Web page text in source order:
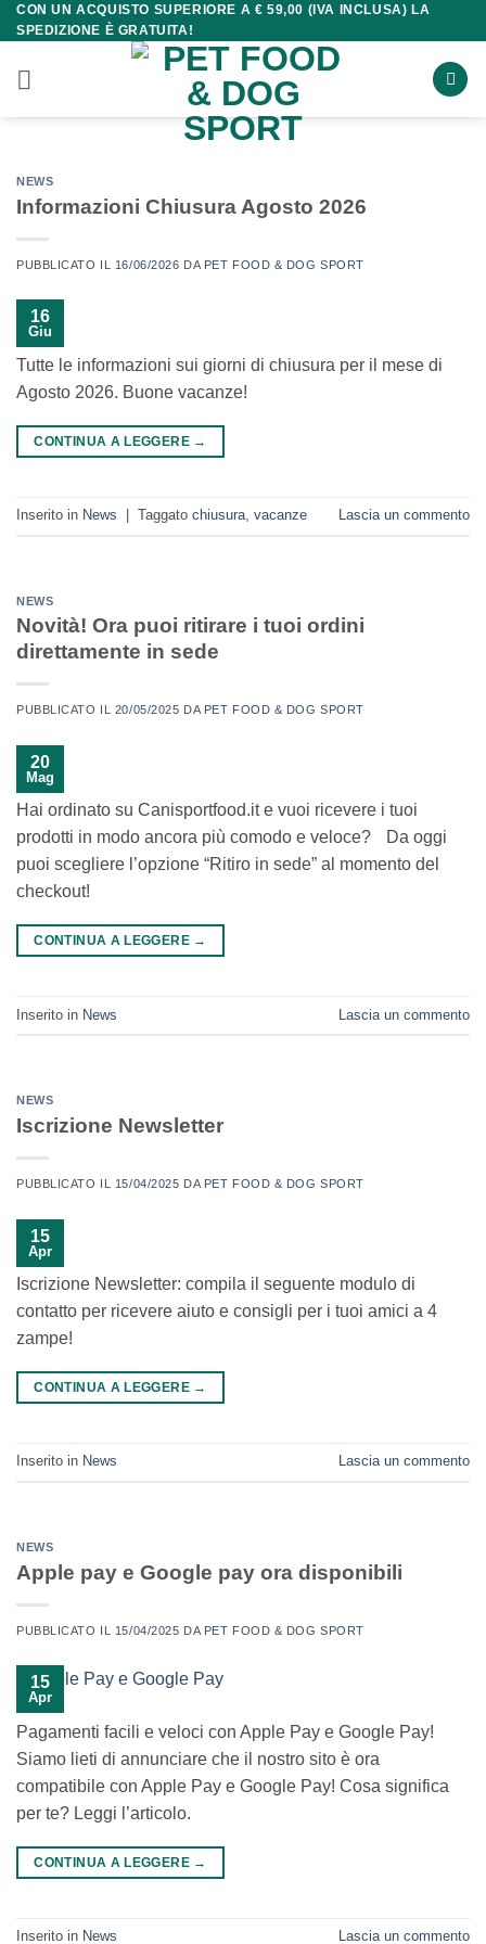
Salta
ai
contenuti
CON UN ACQUISTO SUPERIORE A € 59,00 (IVA INCLUSA) LA
SPEDIZIONE È GRATUITA!
NEWS
Informazioni Chiusura Agosto 2026
PUBBLICATO IL 16/06/2026 DA PET FOOD & DOG SPORT
16
Giu
Tutte le informazioni sui giorni di chiusura per il mese di
Agosto 2026. Buone vacanze!
CONTINUA A LEGGERE →
Inserito in News Taggato chiusura vacanze Lascia un commento
NEWS
Novità! Ora puoi ritirare i tuoi ordini
direttamente in sede
PUBBLICATO IL 20/05/2025 DA PET FOOD & DOG SPORT
20
Mag
Hai ordinato su Canisportfood.it e vuoi ricevere i tuoi
prodotti in modo ancora più comodo e veloce? Da oggi
puoi scegliere l’opzione “Ritiro in sede” al momento del
checkout!
CONTINUA A LEGGERE →
Inserito in News Lascia un commento
NEWS
Iscrizione Newsletter
PUBBLICATO IL 15/04/2025 DA PET FOOD & DOG SPORT
15
Apr
Iscrizione Newsletter: compila il seguente modulo di
contatto per ricevere aiuto e consigli per i tuoi amici a 4
zampe!
CONTINUA A LEGGERE →
Inserito in News Lascia un commento
NEWS
Apple pay e Google pay ora disponibili
PUBBLICATO IL 15/04/2025 DA PET FOOD & DOG SPORT
15
Apr
Pagamenti facili e veloci con Apple Pay e Google Pay!
Siamo lieti di annunciare che il nostro sito è ora
compatibile con Apple Pay e Google Pay! Cosa significa
per te? Leggi l’articolo.
CONTINUA A LEGGERE →
Inserito in News Lascia un commento